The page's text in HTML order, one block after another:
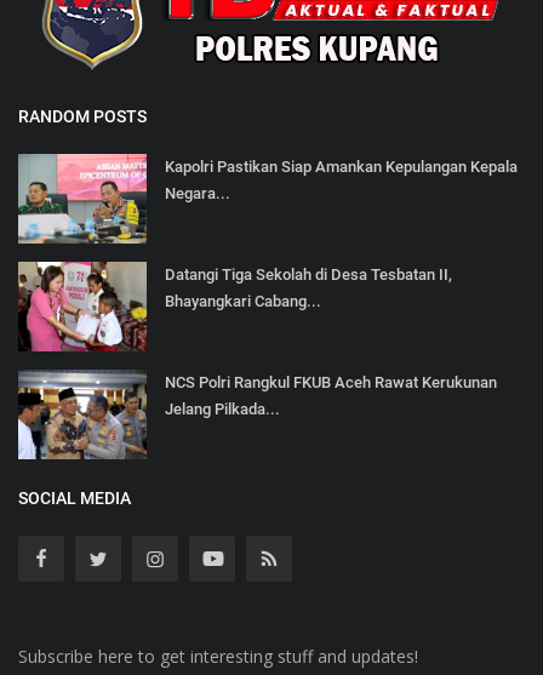
RANDOM POSTS
Kapolri Pastikan Siap Amankan Kepulangan Kepala
Negara...
Datangi Tiga Sekolah di Desa Tesbatan II,
Bhayangkari Cabang...
NCS Polri Rangkul FKUB Aceh Rawat Kerukunan
Jelang Pilkada...
SOCIAL MEDIA
Subscribe here to get interesting stuff and updates!